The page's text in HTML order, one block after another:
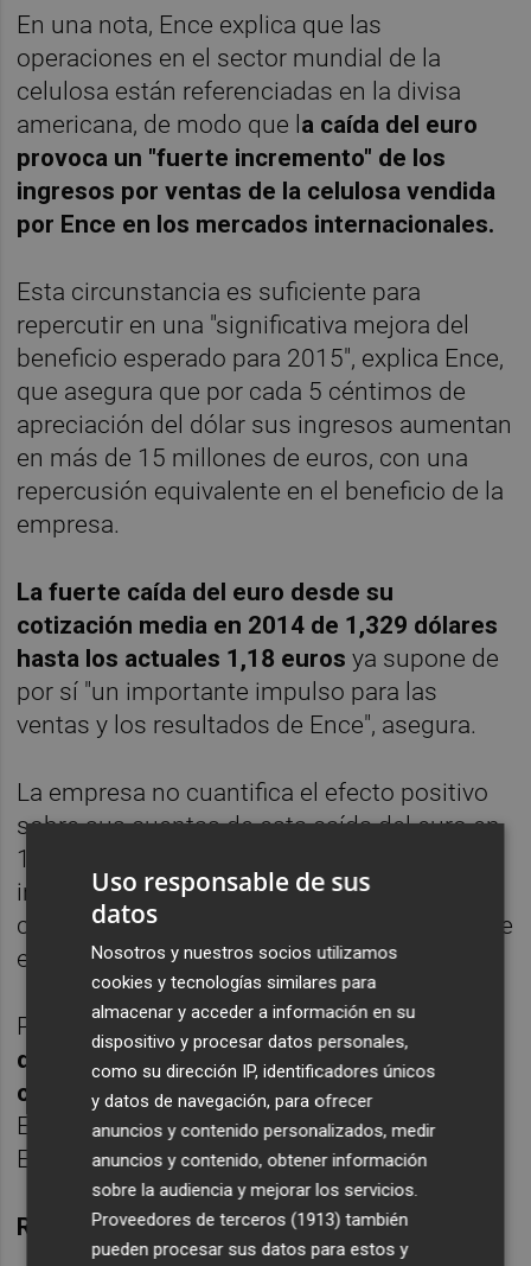
En una nota, Ence explica que las
operaciones en el sector mundial de la
celulosa están referenciadas en la divisa
americana, de modo que l a caída del euro
provoca un "fuerte incremento" de los
ingresos por ventas de la celulosa vendida
por Ence en los mercados internacionales.
Esta circunstancia es suficiente para
repercutir en una "significativa mejora del
beneficio esperado para 2015", explica Ence,
que asegura que por cada 5 céntimos de
apreciación del dólar sus ingresos aumentan
en más de 15 millones de euros, con una
repercusión equivalente en el beneficio de la
empresa.
La fuerte caída del euro desde su
cotización media en 2014 de 1,329 dólares
hasta los actuales 1,18 euros ya supone de
por sí "un importante impulso para las
ventas y los resultados de Ence", asegura.
La empresa no cuantifica el efecto positivo
sobre sus cuentas de esta caída del euro en
15 céntimos, pero, conforme a los criterios
indicados anteriormente, el impacto podría
consistir en una mejora de 45 millones sobre
el beneficio.
Por otro lado, Ence destaca que los precios
de la celulosa están presentando un buen
comportamientoen los últimos meses en
Europa, que es el mercado de referencia de
Ence.
REFORMA ENERGÉTICA
Uso responsable de sus
datos
Nosotros y nuestros socios utilizamos
cookies y tecnologías similares para
almacenar y acceder a información en su
dispositivo y procesar datos personales,
como su dirección IP, identificadores únicos
y datos de navegación, para ofrecer
anuncios y contenido personalizados, medir
anuncios y contenido, obtener información
sobre la audiencia y mejorar los servicios.
Proveedores de terceros (1913) también
pueden procesar sus datos para estos y